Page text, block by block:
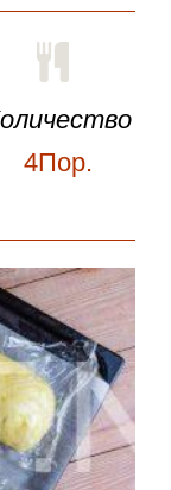
4Пор.